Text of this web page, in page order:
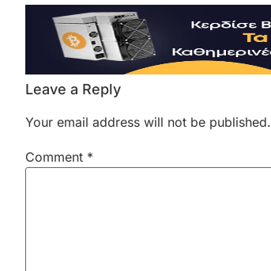
Leave a Reply
Your email address will not be published.
Comment *